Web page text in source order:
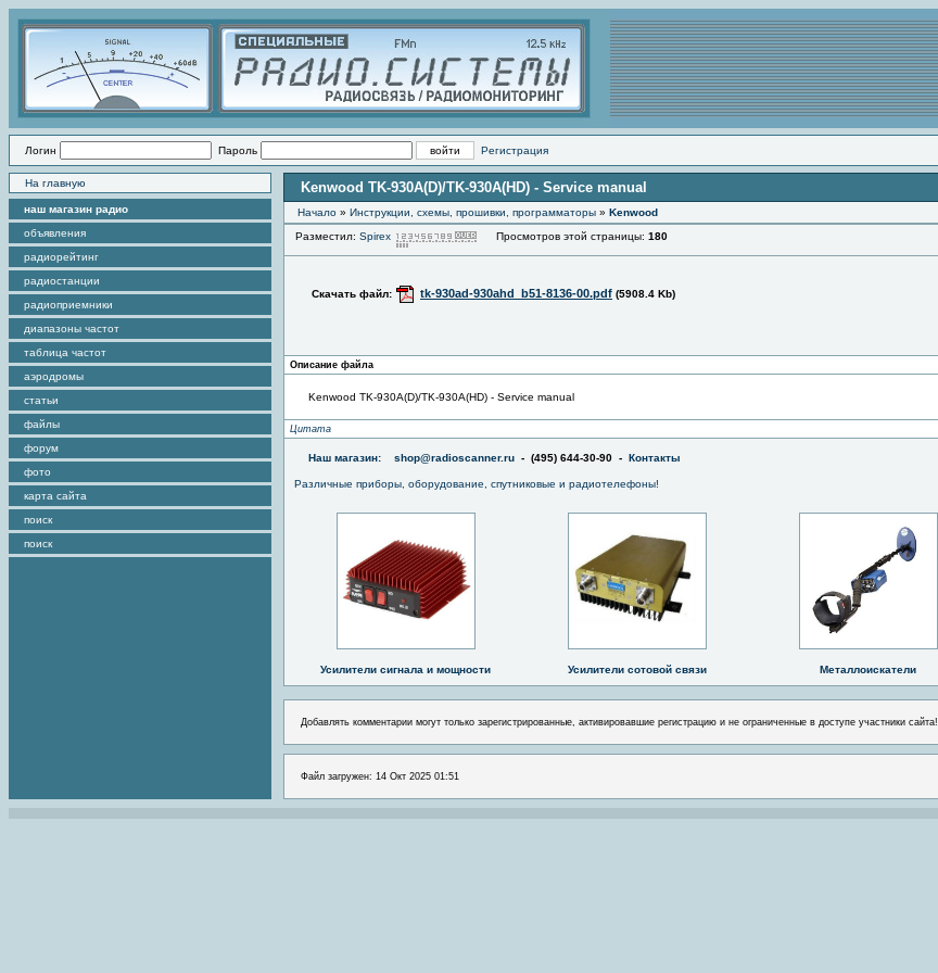
Логин Пароль Регистрация
На главную
наш магазин радио
объявления
радиорейтинг
радиостанции
радиоприемники
диапазоны частот
таблица частот
аэродромы
статьи
файлы
форум
фото
карта сайта
поиск
поиск
Kenwood TK-930A(D)/TK-930A(HD) - Service manual
Начало » Инструкции, схемы, прошивки, программаторы » Kenwood
Разместил: Spirex Просмотров этой страницы: 180
Скачать файл: tk-930ad-930ahd_b51-8136-00.pdf (5908.4 Kb)
Описание файла
Kenwood TK-930A(D)/TK-930A(HD) - Service manual
Цитата
Наш магазин: shop@radioscanner.ru - (495) 644-30-90 - Контакты
Различные приборы, оборудование, спутниковые и радиотелефоны!
Усилители сигнала и мощности Усилители сотовой связи Металлоискатели
Добавлять комментарии могут только зарегистрированные, активировавшие регистрацию и не ограниченные в доступе участники сайта!
Файл загружен: 14 Окт 2025 01:51